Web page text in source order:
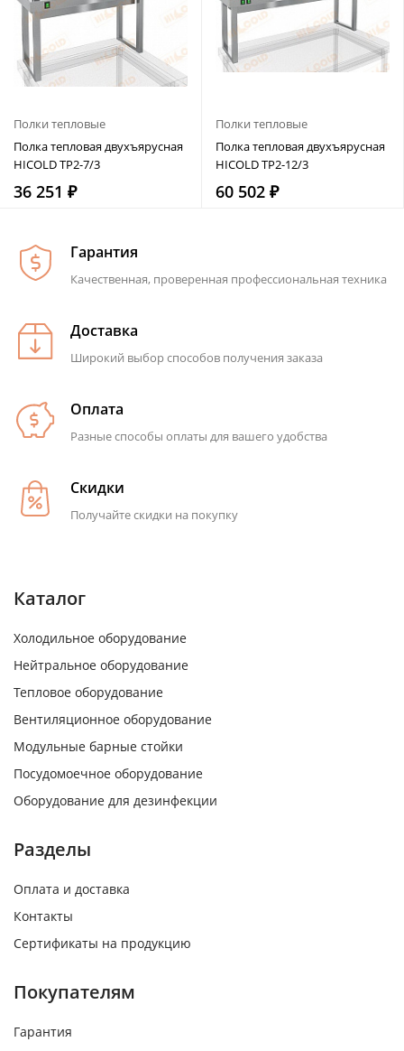
Полки тепловые
Полка тепловая двухъярусная
HICOLD TP2-7/3
36 251 ₽
Полки тепловые
Полка тепловая двухъярусная
HICOLD TP2-12/3
60 502 ₽
Гарантия
Качественная, проверенная профессиональная техника
Доставка
Широкий выбор способов получения заказа
Оплата
Разные способы оплаты для вашего удобства
Скидки
Получайте скидки на покупку
Каталог
Холодильное оборудование
Нейтральное оборудование
Тепловое оборудование
Вентиляционное оборудование
Модульные барные стойки
Посудомоечное оборудование
Оборудование для дезинфекции
Разделы
Оплата и доставка
Контакты
Сертификаты на продукцию
Покупателям
Гарантия